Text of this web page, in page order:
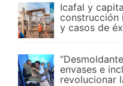
Icafal y
construcción
y casos de
envases e
revolucionar